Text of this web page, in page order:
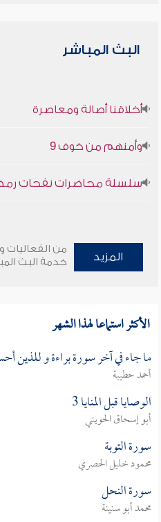
البث المباشر
أخلاقنا أصالة ومعاصرة
وأمنهم من خوف 9
سلسلة محاضرات نفحات رمضانية
المزيد
من الفعاليات
خدمة البث
الأكثر استماعا لهذا الشهر
ما جاء في آخر سورة براءة و للذين
أحمد حطيبة
الوصايا قبل المنايا 3
أبو إسحاق الحويني
سورة التوبة
محمود خليل الحصري
سورة النحل
محمد أبو سنينة